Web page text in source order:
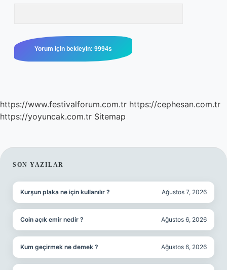
https://www.festivalforum.com.tr https://cephesan.com.tr
https://yoyuncak.com.tr Sitemap
SIDEBAR
SON YAZILAR
Kurşun plaka ne için kullanılır ? Ağustos 7, 2026
Coin açık emir nedir ? Ağustos 6, 2026
Kum geçirmek ne demek ? Ağustos 6, 2026